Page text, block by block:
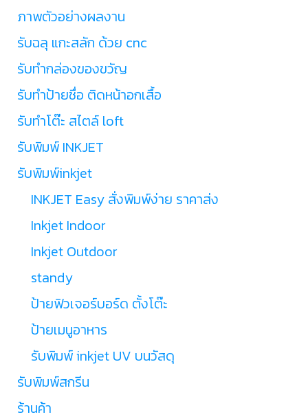
ภาพตัวอย่างผลงาน
รับฉลุ แกะสลัก ด้วย cnc
รับทำกล่องของขวัญ
รับทำป้ายชื่อ ติดหน้าอกเสื้อ
รับทำโต๊ะ สไตล์ loft
รับพิมพ์ INKJET
รับพิมพ์inkjet
INKJET Easy สั่งพิมพ์ง่าย ราคาส่ง
Inkjet Indoor
Inkjet Outdoor
standy
ป้ายฟิวเจอร์บอร์ด ตั้งโต๊ะ
ป้ายเมนูอาหาร
รับพิมพ์ inkjet UV บนวัสดุ
รับพิมพ์สกรีน
ร้านค้า